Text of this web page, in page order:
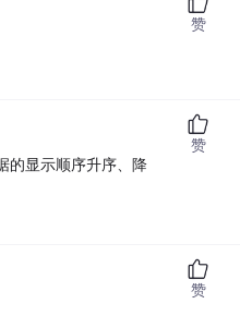
赞
的显示顺序升序、降
赞
赞